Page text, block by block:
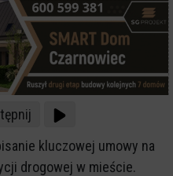
kluczowej umowy na
drogowej w mieście.